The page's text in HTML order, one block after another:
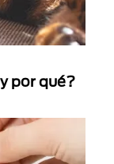
por qué?